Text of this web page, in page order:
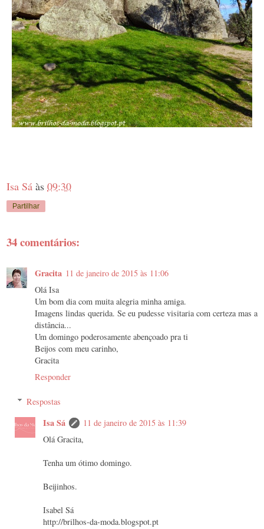
Isa Sá às 09:30
Partilhar
34 comentários:
Gracita 11 de janeiro de 2015 às 11:06
Olá Isa
Um bom dia com muita alegria minha amiga.
Imagens lindas querida. Se eu pudesse visitaria com certeza mas a
distância...
Um domingo poderosamente abençoado pra ti
Beijos com meu carinho,
Gracita
Responder
Respostas
Isa Sá
11 de janeiro de 2015 às 11:39
Olá Gracita,
Tenha um ótimo domingo.
Beijinhos.
Isabel Sá
http://brilhos-da-moda.blogspot.pt